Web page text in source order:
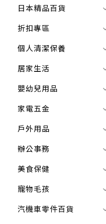
日本精品百貨
折扣專區
個人清潔保養
居家生活
嬰幼兒用品
家電五金
戶外用品
辦公事務
美食保健
寵物毛孩
汽機車零件百貨